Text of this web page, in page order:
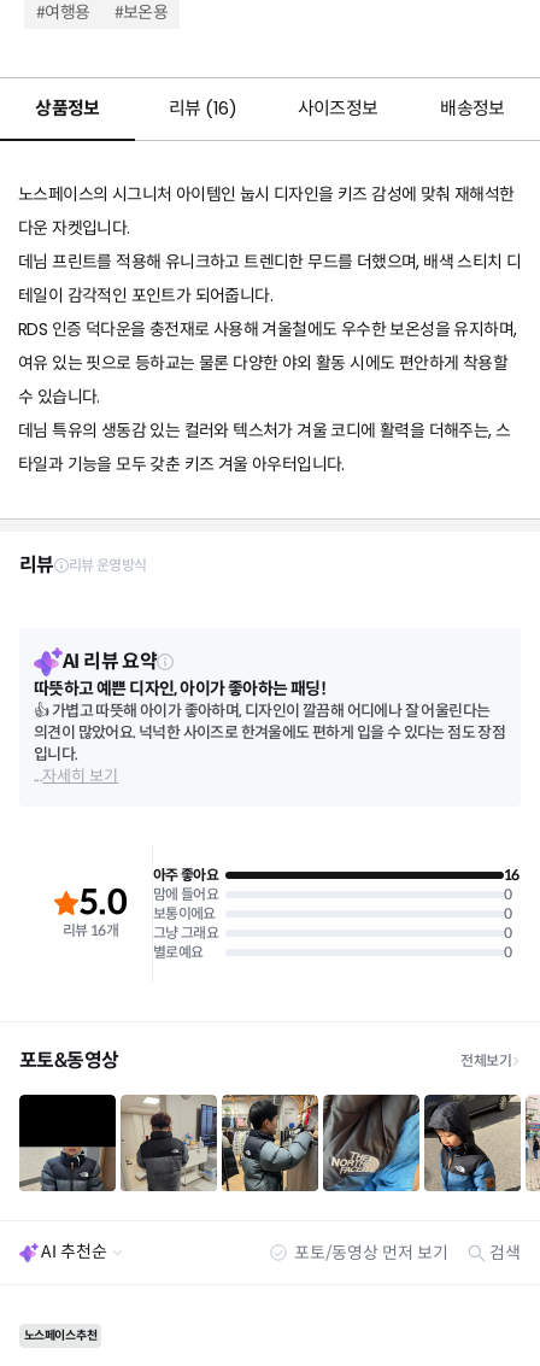
#여행용 #보온용
상품정보 리뷰 (16) 사이즈정보 배송정보
노스페이스의 시그니처 아이템인 눕시 디자인을 키즈 감성에 맞춰 재해석한
다운 자켓입니다.
데님 프린트를 적용해 유니크하고 트렌디한 무드를 더했으며, 배색 스티치 디
테일이 감각적인 포인트가 되어줍니다.
RDS 인증 덕다운을 충전재로 사용해 겨울철에도 우수한 보온성을 유지하며,
여유 있는 핏으로 등하교는 물론 다양한 야외 활동 시에도 편안하게 착용할
수 있습니다.
데님 특유의 생동감 있는 컬러와 텍스처가 겨울 코디에 활력을 더해주는, 스
타일과 기능을 모두 갖춘 키즈 겨울 아우터입니다.